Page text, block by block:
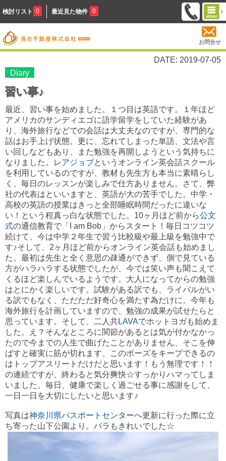
検討リスト 0 最近見た物件 0
お問合せ
DATE: 2019-07-05
Diary
習い事♪
最近、習い事を始めました。１つ目は英語です。１年ほど
アメリカのサンディエゴに語学留学をしていた経験があ
り、海外旅行などでの会話は大丈夫なのですが、専門的な
話はお手上げ状態。更に、忘れてしまった単語、文法や言
い回しなどもあり、また勉強を再開しようという気持ちに
なりました。
レアジョブというオンライン英会話スクール
を利用しているのですが、教材も先生方も本当に素晴らし
く、毎日のレッスンが楽しみで仕方ありません。さて、弊
社の代表はといいますと、英語が大の苦手でした。中学・
高校の英語の授業はきっと全部睡眠時間だったに違いな
い！という程真っ白な状態でした。10ヶ月ほど前から公文
式の通信教育で「I am Bob」からスタート！毎日コツコツ
続けて、今は中学２年生で習う比較級や最上級を勉強中で
す♪そして、2ヶ月ほど前からオンライン英会話も始めまし
た。最初は先生と全く意思の疎通ができず、側で見ている
方がハラハラする状態でしたが、今では笑い声も聞こえて
くるほど楽しんでいるようです。大人になってからの勉強
はとにかく楽しいです。試験がある訳でも、ライバルがい
る訳でもなく、ただただ好奇心を満たす為だけに。今年も
海外旅行を計画していますので、勉強の成果が試せたらと
思っています。そして、二人共LAVAでホットヨガも始めま
した。え？そんなところに関節があるとは気が付かなかっ
たので今までの人生で曲げたことがありません、そこを伸
ばすと確実に筋が切れます、このポーズをキープできるの
はトップアスリートだけだと思います！もう無理です！！
の連続ですが、終わると気分爽快☆すっかりハマってしま
いました。毎日、健康で楽しく過ごせる事に感謝をして、
一日一日を大切にしたいと思います♪
写真は神奈川県パスポートセンターへ更新に行った際に立
ち寄った山下公園より。バラもきれいでした☆